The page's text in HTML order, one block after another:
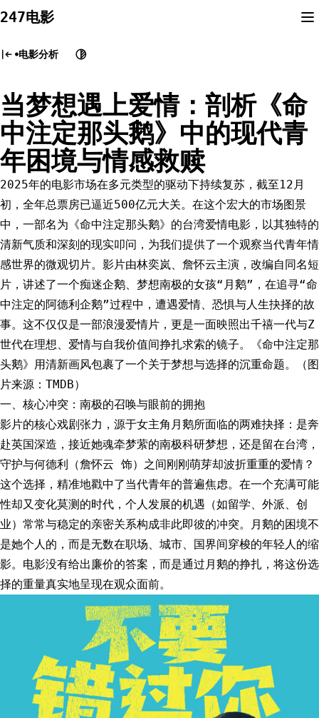
to
247电影
电影分析
当梦想遇上爱情：剖析《命
中注定那头鹅》中的现代青
年困境与情感救赎
2025年的电影市场在多元类型的驱动下持续复苏，截至12月
初，全年总票房已逼近500亿元大关。在这个宏大的市场图景
中，一部名为《命中注定那头鹅》的台湾爱情电影，以其独特的
清新气质和深刻的现实叩问，为我们提供了一个观察当代青年情
感世界的微观切片。影片由林奕岚、詹怀云主演，改编自同名短
片，讲述了一个痴迷企鹅、梦想南极的女孩“月鹅”，在追寻“命
中注定的阿德利企鹅”过程中，遭遇爱情、恐惧与人生抉择的故
事。这不仅仅是一部浪漫爱情片，更是一面映照出千禧一代与Z
世代在理想、爱情与自我价值间挣扎求索的镜子。《命中注定那
头鹅》用清新画风包裹了一个关于梦想与选择的沉重命题。（图
片来源：TMDB）
一、核心冲突：南极的召唤与眼前的拥抱
影片的核心戏剧张力，源于女主角月鹅所面临的两难抉择：是奔
赴英国深造，接近她魂牵梦萦的南极科研梦想，还是留在台湾，
守护与何德利（詹怀云 饰）之间刚刚萌芽却波折重重的爱情？
这个选择，精准地戳中了当代青年的普遍焦虑。在一个充满可能
性却又变化莫测的时代，个人发展的机遇（如留学、外派、创
业）常常与稳定的亲密关系构成非此即彼的冲突。月鹅的困境不
是她个人的，而是无数在职场、城市、国界间穿梭的年轻人的缩
影。电影没有给出廉价的答案，而是通过月鹅的挣扎，将这份选
择的重量真实地呈现在观众面前。